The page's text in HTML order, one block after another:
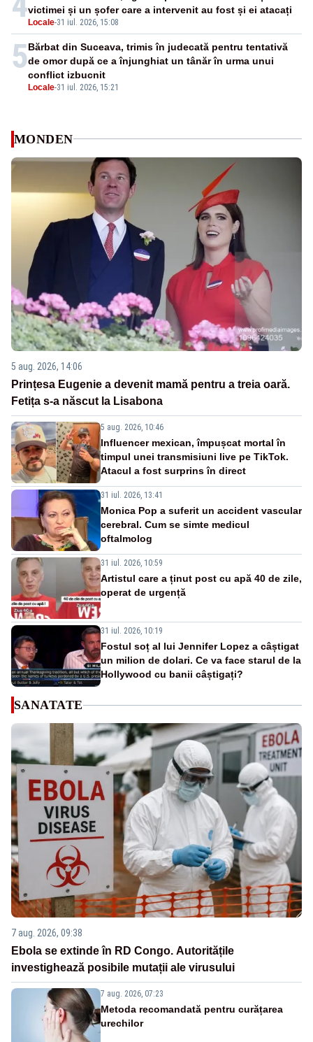
Locale-31 iul. 2026, 15:08
victimei și un șofer care a intervenit au fost și ei atacați
5
Locale-31 iul. 2026, 15:21
Bărbat din Suceava, trimis în judecată pentru tentativă
de omor după ce a înjunghiat un tânăr în urma unui
conflict izbucnit
MONDEN
5 aug. 2026, 14:06
Prințesa Eugenie a devenit mamă pentru a treia oară.
Fetița s-a născut la Lisabona
5 aug. 2026, 10:46
Influencer mexican, împușcat mortal în
timpul unei transmisiuni live pe TikTok.
Atacul a fost surprins în direct
31 iul. 2026, 13:41
Monica Pop a suferit un accident vascular
cerebral. Cum se simte medicul
oftalmolog
31 iul. 2026, 10:59
Artistul care a ținut post cu apă 40 de zile,
operat de urgență
31 iul. 2026, 10:19
Fostul soț al lui Jennifer Lopez a câștigat
un milion de dolari. Ce va face starul de la
Hollywood cu banii câștigați?
SANATATE
7 aug. 2026, 09:38
Ebola se extinde în RD Congo. Autoritățile
investighează posibile mutații ale virusului
7 aug. 2026, 07:23
Metoda recomandată pentru curățarea
urechilor